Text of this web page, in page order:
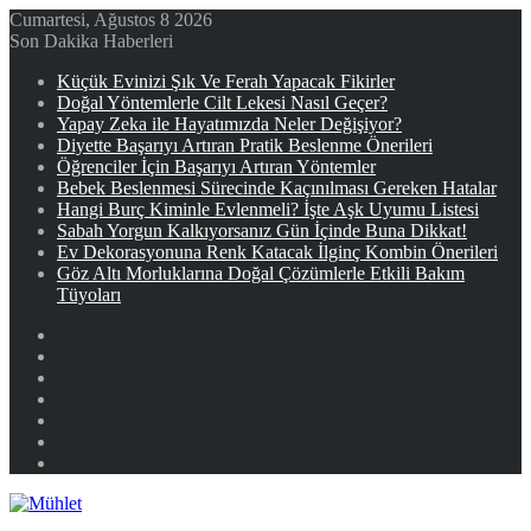
Cumartesi, Ağustos 8 2026
Son Dakika Haberleri
Küçük Evinizi Şık Ve Ferah Yapacak Fikirler
Doğal Yöntemlerle Cilt Lekesi Nasıl Geçer?
Yapay Zeka ile Hayatımızda Neler Değişiyor?
Diyette Başarıyı Artıran Pratik Beslenme Önerileri
Öğrenciler İçin Başarıyı Artıran Yöntemler
Bebek Beslenmesi Sürecinde Kaçınılması Gereken Hatalar
Hangi Burç Kiminle Evlenmeli? İşte Aşk Uyumu Listesi
Sabah Yorgun Kalkıyorsanız Gün İçinde Buna Dikkat!
Ev Dekorasyonuna Renk Katacak İlginç Kombin Önerileri
Göz Altı Morluklarına Doğal Çözümlerle Etkili Bakım
Tüyoları